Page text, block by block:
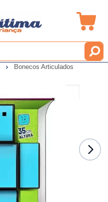
Bonecos Articulados